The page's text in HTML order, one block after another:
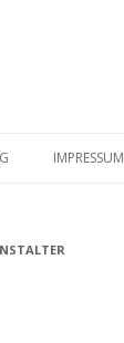
IMPRESSUM